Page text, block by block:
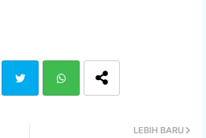
LEBIH BARU